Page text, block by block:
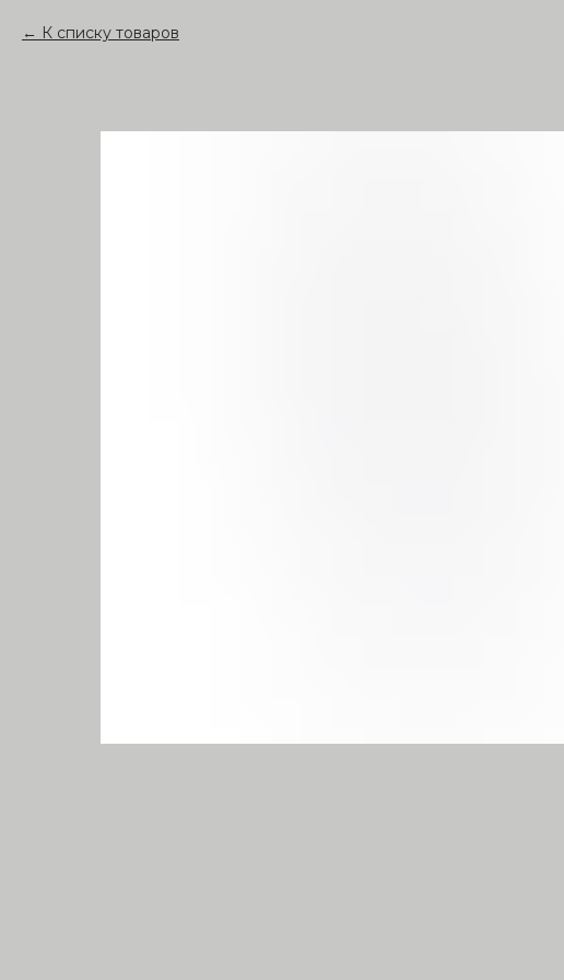
К списку товаров